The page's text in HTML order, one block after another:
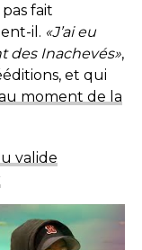
fait
il. «J’ai eu
des Inachevés»,
et qui
moment de la
valide